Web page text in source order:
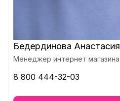
Бедердинова Анастасия
Менеджер интернет магазина
8 800 444-32-03